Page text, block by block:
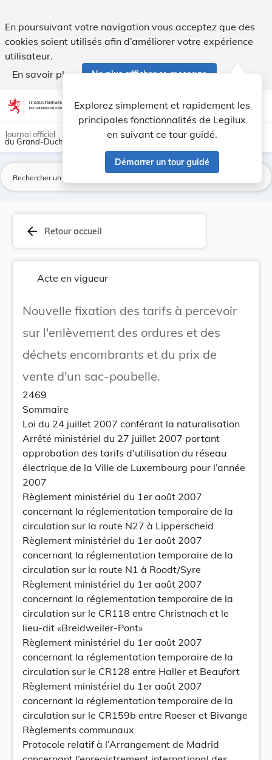
En poursuivant votre navigation vous acceptez que des
cookies soient utilisés afin d’améliorer votre expérience
utilisateur.
En savoir plus
Ne plus afficher ce message
Aller au contenu account_circle help Aide
Explorez simplement et rapidement les
principales fonctionnalités de Legilux
en suivant ce tour guidé.
Démarrer un tour guidé
light_mode dark_mode
Journal officiel
du Grand-Duché de Luxembourg
arrow_back Retour accueil
Acte en vigueur
Nouvelle fixation des tarifs à percevoir
sur l'enlèvement des ordures et des
déchets encombrants et du prix de
vente d'un sac-poubelle.
2469
Sommaire
Loi du 24 juillet 2007 conférant la naturalisation
Arrêté ministériel du 27 juillet 2007 portant
approbation des tarifs d’utilisation du réseau
électrique de la Ville de Luxembourg pour l’année
2007
Règlement ministériel du 1er août 2007
concernant la réglementation temporaire de la
circulation sur la route N27 à Lipperscheid
Règlement ministériel du 1er août 2007
concernant la réglementation temporaire de la
circulation sur la route N1 à Roodt/Syre
Règlement ministériel du 1er août 2007
concernant la réglementation temporaire de la
circulation sur le CR118 entre Christnach et le
lieu-dit «Breidweiler-Pont»
Règlement ministériel du 1er août 2007
concernant la réglementation temporaire de la
circulation sur le CR128 entre Haller et Beaufort
Règlement ministériel du 1er août 2007
concernant la réglementation temporaire de la
circulation sur le CR159b entre Roeser et Bivange
Règlements communaux
Protocole relatif à l’Arrangement de Madrid